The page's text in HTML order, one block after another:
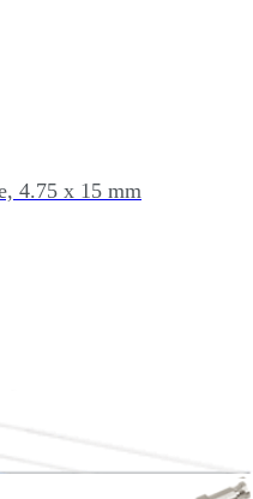
4.75 x 15 mm
5.5 x 15 mm